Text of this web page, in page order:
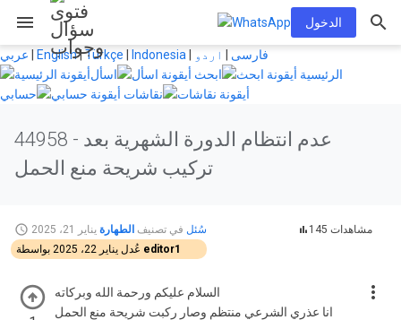
menu الدخول
عربي English|Türkçe Indonesia فارسی
اردو
الرئيسية
ابحث
اسأل
نقاشات
حسابي
44958 - عدم انتظام الدورة الشهرية بعد
تركيب شريحة منع الحمل
سُئل في تصنيف الطهارة يناير 21، 2025
عُدل يناير 22، 2025 editor1
145 مشاهدات
السلام عليكم ورحمة الله وبركاته
انا عذري الشرعي منتظم وصار ركبت شريحة منع الحمل